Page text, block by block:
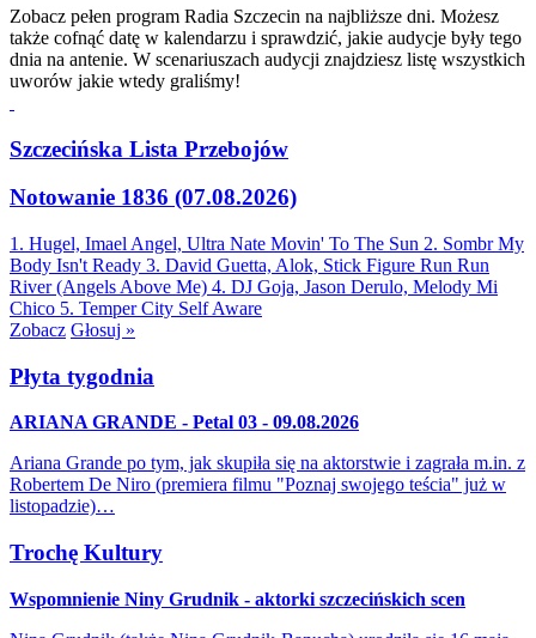
Zobacz pełen program Radia Szczecin na najbliższe dni. Możesz
także cofnąć datę w kalendarzu i sprawdzić, jakie audycje były tego
dnia na antenie. W scenariuszach audycji znajdziesz listę wszystkich
uworów jakie wtedy graliśmy!
Szczecińska Lista Przebojów
Notowanie 1836 (07.08.2026)
1. Hugel, Imael Angel, Ultra Nate Movin' To The Sun 2. Sombr My
Body Isn't Ready 3. David Guetta, Alok, Stick Figure Run Run
River (Angels Above Me) 4. DJ Goja, Jason Derulo, Melody Mi
Chico 5. Temper City Self Aware
Zobacz Głosuj »
Płyta tygodnia
ARIANA GRANDE - Petal 03 - 09.08.2026
Ariana Grande po tym, jak skupiła się na aktorstwie i zagrała m.in. z
Robertem De Niro (premiera filmu "Poznaj swojego teścia" już w
listopadzie)…
Trochę Kultury
Wspomnienie Niny Grudnik - aktorki szczecińskich scen